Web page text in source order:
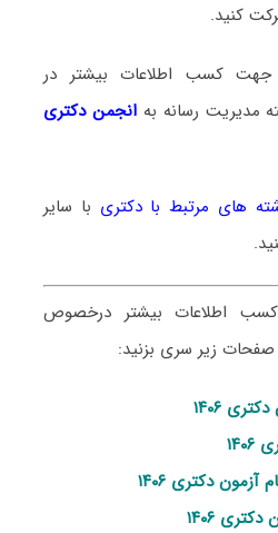
کنید.
جهت کسب اطلاعات بیشتر در
مدیریت رسانه بهانجمن دکتری
های مرتبط با دکتری با سایر
اطلاعات بیشتر درخصوص
زیر سری بزنید:
۱۴۰۶
دکتری ۱۴۰۶
۱۴۰۶